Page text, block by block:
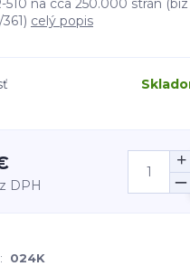
na cca 250.000 strán
celý popis
DPH
024K